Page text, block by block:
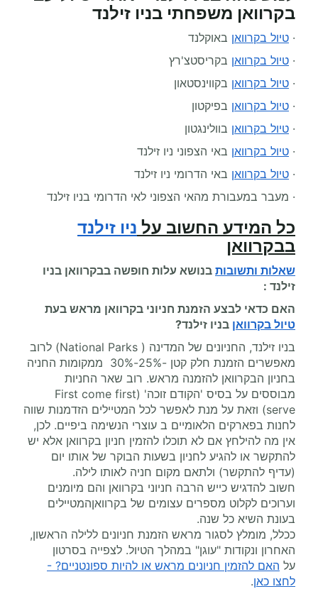
בקרוואן משפחתי בניו זילנד
· טיול בקרוואן באוקלנד
· טיול בקרוואן בקריסטצ'רץ
· טיול בקרוואן בקווינסטאון
· טיול בקרוואן בפיקטון
· טיול בקרוואן בוולינגטון
· טיול בקרוואן באי הצפוני ניו זילנד
· טיול בקרוואן באי הדרומי ניו זילנד
· מעבר במעבורת מהאי הצפוני לאי הדרומי בניו זילנד
כל המידע החשוב על ניו זילנד
בבקרוואן
שאלות ותשובות בנושא עלות חופשה בבקרוואן בניו
זילנד :
האם כדאי לבצע הזמנת חניוני בקרוואן מראש בעת
טיול בקרוואן בניו זילנד?
בניו זילנד, החניונים של המדינה ( National Parks) לרוב
מאפשרים הזמנת חלק קטן -25%-30% ממקומות החניה
בחניון הבקרוואן להזמנה מראש. רוב שאר החניות
מבוססים על בסיס 'הקודם זוכה' (First come first
serve) וזאת על מנת לאפשר לכל המטיילים הזדמנות שווה
לחנות בפארקים הלאומיים ב עוצרי הנשימה ביפיים. לכן,
אין מה להילחץ אם לא תוכלו להזמין חניון בקרוואן אלא יש
להתקשר או להגיע לחניון בשעות הבוקר של אותו יום
(עדיף להתקשר) ולתאם מקום חניה לאותו לילה.
חשוב להדגיש כייש הרבה חניוני בקרוואן והם מיומנים
וערוכים לקלוט מספרים עצומים של בקרוואןהמטיילים
בעונת השיא כל שנה.
ככלל, מומלץ לסגור מראש הזמנת חניונים ללילה הראשון,
האחרון ונקודות "עוגן" במהלך הטיול. לצפייה בסרטון
על האם להזמין חניונים מראש או להיות ספונטניים? -
לחצו כאן.